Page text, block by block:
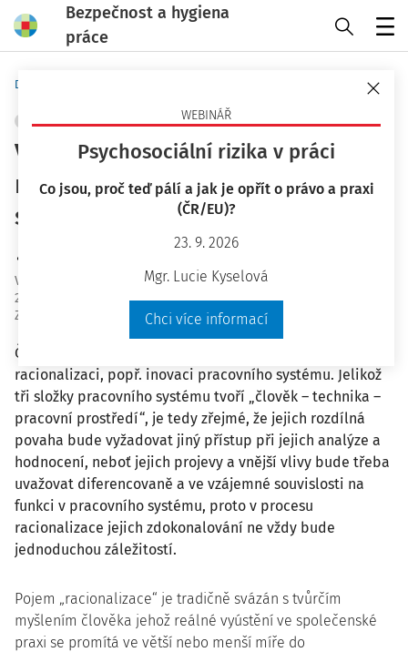
Bezpečnost a hygiena
práce
WEBINÁŘ
Psychosociální rizika v práci
Co jsou, proč teď pálí a jak je opřít o právo a praxi
(ČR/EU)?
23. 9. 2026
Mgr. Lucie Kyselová
Chci více informací
Domů
ERGONOMIE A PRACOVNÍ PROSTŘEDÍ + PŘIDAT VLASTNÍ
Využití ergonomie v procesu
racionalizace pracovního
systému
Vydáno
28 minut čtení
Zdroj
Bezpečnost a hygiena práce 11/2020
Článek pojednává o náročných úkolech ergonomie při
racionalizaci, popř. inovaci pracovního systému. Jelikož
tři složky pracovního systému tvoří „člověk – technika –
pracovní prostředí“, je tedy zřejmé, že jejich rozdílná
povaha bude vyžadovat jiný přístup při jejich analýze a
hodnocení, neboť jejich projevy a vnější vlivy bude třeba
uvažovat diferencovaně a ve vzájemné souvislosti na
funkci v pracovního systému, proto v procesu
racionalizace jejich zdokonalování ne vždy bude
jednoduchou záležitostí.
Pojem „racionalizace“ je tradičně svázán s tvůrčím
myšlením člověka jehož reálné vyústění ve společenské
praxi se promítá ve větší nebo menší míře do